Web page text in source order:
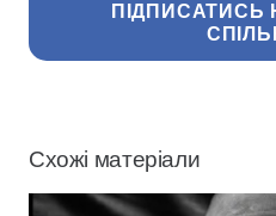
ПІДПИСАТИСЬ
Схожі матеріали